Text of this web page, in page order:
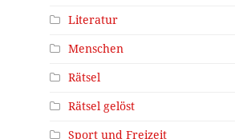
Literatur
Menschen
Rätsel
Rätsel gelöst
Sport und Freizeit